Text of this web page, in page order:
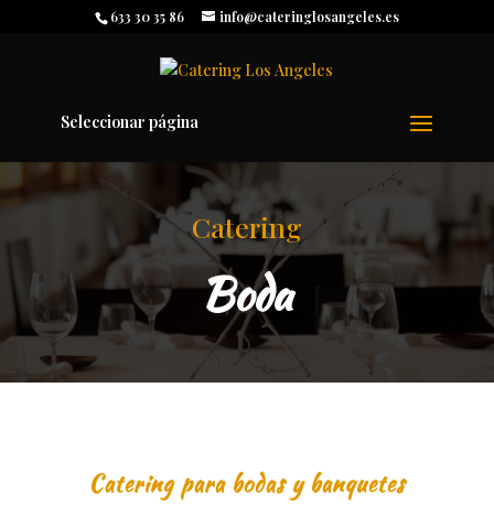
633 30 35 86 info@cateringlosangeles.es
Seleccionar página
Catering
Boda
Catering para bodas y banquetes